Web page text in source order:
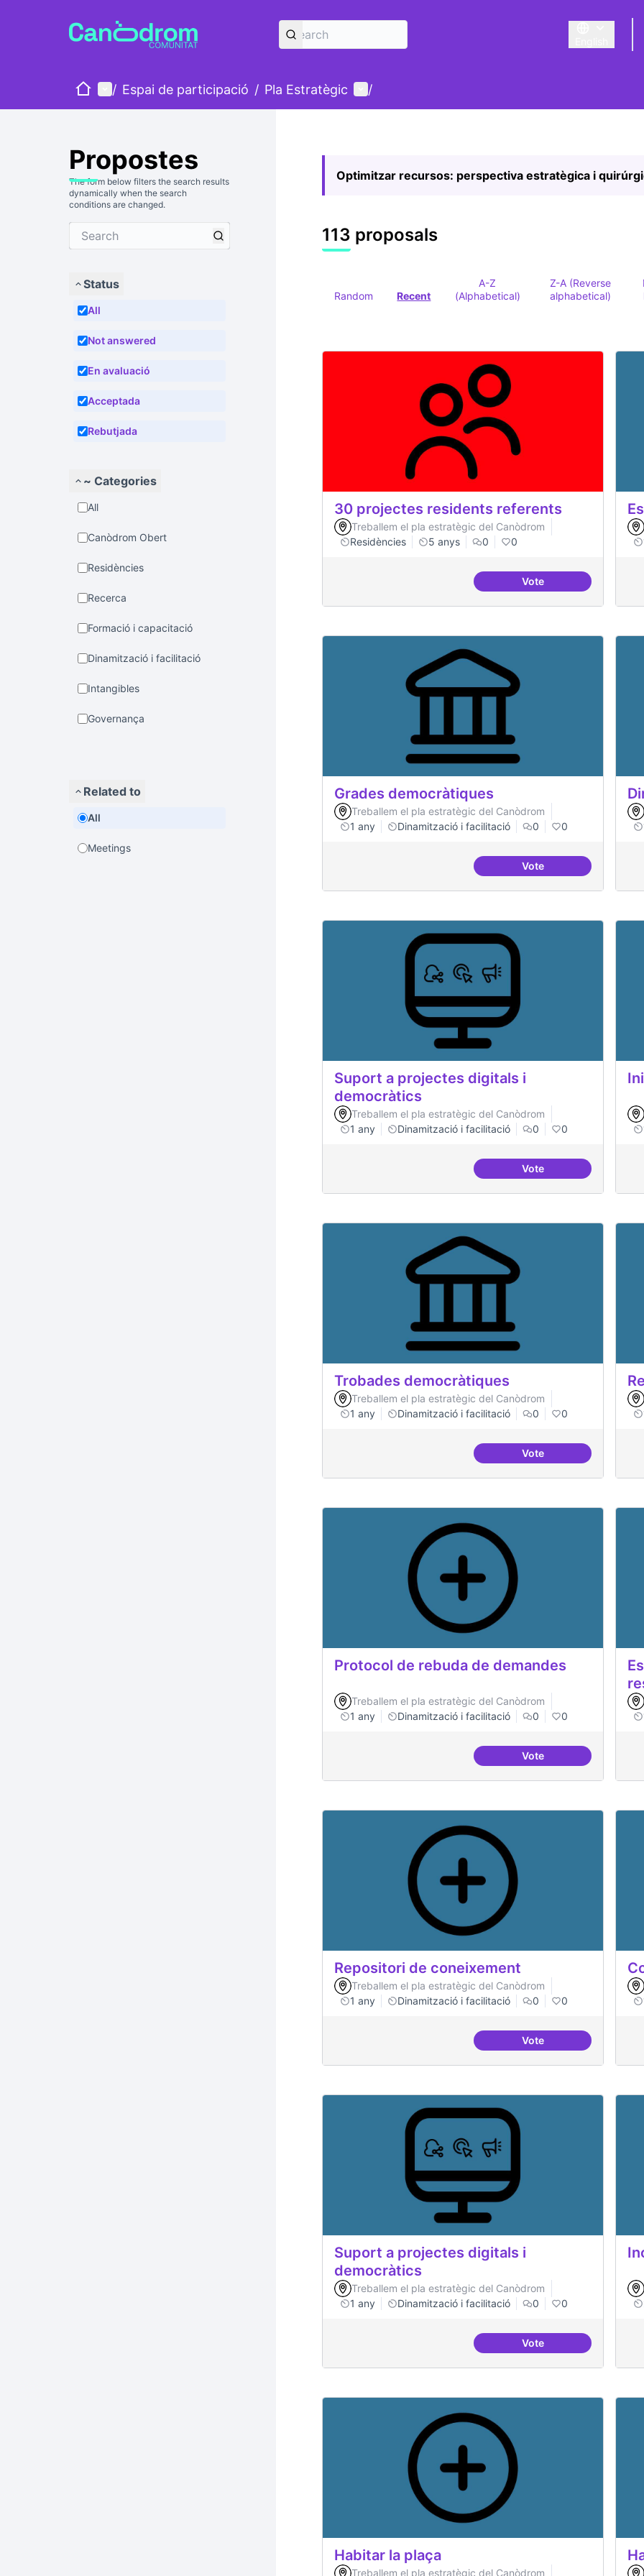
Triar la llengua
HomeMain menu
/ Espai de participació / Pla Estratègic User menu
/
Propostes
The form below filters the search results
dynamically when the search
conditions are changed.
Status
All
Not answered
En avaluació
Acceptada
Rebutjada
~ Categories
All
Canòdrom Obert
Residències
Recerca
Formació i capacitació
Dinamització i facilitació
Intangibles
Governança
Related to
All
Meetings
Optimitzar recursos: perspectiva estratègica i
113 proposals
Random Recent
A-Z
(Alphabetical)
Z-A (Reverse
alphabetical)
30 projectes residents referents
Treballem el pla estratègic del Canòdrom
Residències
5 anys 0 0
Vote30 projectes residents
Grades democràtiques
Treballem el pla estratègic del Canòdrom
1 any
Dinamització i facilitació 0 0
VoteGrades democràtiques
Suport a projectes digitals i
democràtics
Treballem el pla estratègic del Canòdrom
1 any
Dinamització i facilitació 0 0
VoteSuport a projectes
Trobades democràtiques
Treballem el pla estratègic del Canòdrom
1 any
Dinamització i facilitació 0 0
VoteTrobades
Protocol de rebuda de demandes
Treballem el pla estratègic del Canòdrom
1 any
Dinamització i facilitació 0 0
VoteProtocol de rebuda de
Repositori de coneixement
Treballem el pla estratègic del Canòdrom
1 any
Dinamització i facilitació 0 0
VoteRepositori de
Suport a projectes digitals i
democràtics
Treballem el pla estratègic del Canòdrom
1 any
Dinamització i facilitació 0 0
VoteSuport a projectes
Habitar la plaça
Treballem el pla estratègic del Canòdrom